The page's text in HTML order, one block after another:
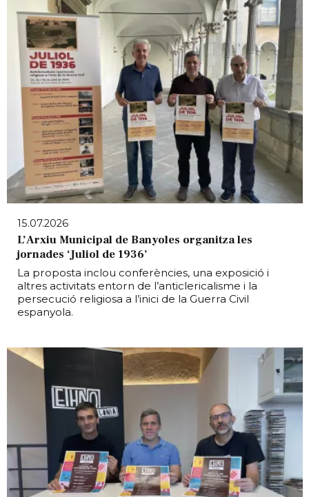
15.07.2026
L’Arxiu Municipal de Banyoles organitza les
jornades ‘Juliol de 1936’
La proposta inclou conferències, una exposició i
altres activitats entorn de l’anticlericalisme i la
persecució religiosa a l’inici de la Guerra Civil
espanyola.